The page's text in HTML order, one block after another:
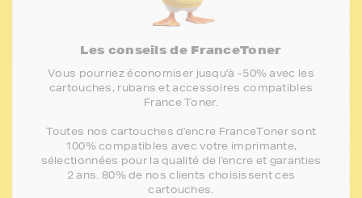
Les conseils de FranceToner
Vous pourriez économiser jusqu'à -50% avec les
cartouches, rubans et accessoires compatibles
France Toner.
Toutes nos cartouches d'encre FranceToner sont
100% compatibles avec votre imprimante,
sélectionnées pour la qualité de l'encre et garanties
2 ans. 80% de nos clients choisissent ces
cartouches.